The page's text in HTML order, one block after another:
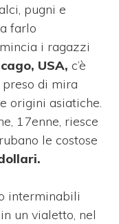
pugni e
farlo
i ragazzi
USA, c’è
di mira
origini asiatiche.
17enne, riesce
le costose
interminabili
un vialetto, nel